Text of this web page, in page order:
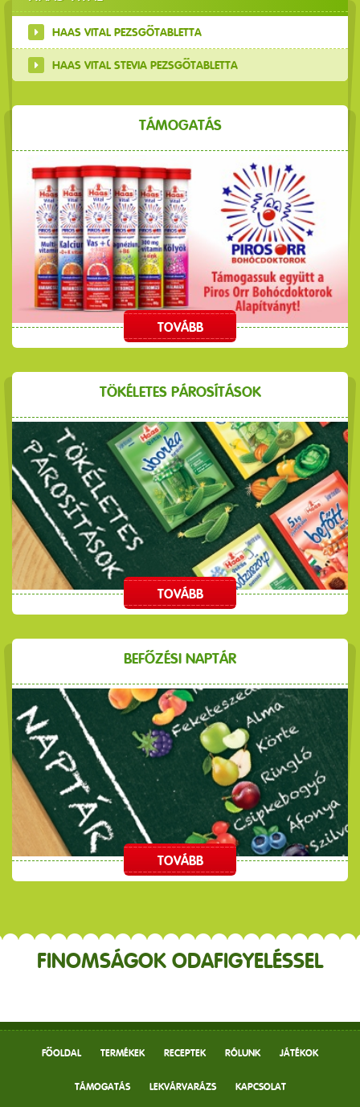
HAAS VITAL PEZSGŐTABLETTA
HAAS VITAL STEVIA PEZSGŐTABLETTA
TÁMOGATÁS
TOVÁBB
TÖKÉLETES PÁROSÍTÁSOK
TOVÁBB
BEFŐZÉSI NAPTÁR
TOVÁBB
FINOMSÁGOK ODAFIGYELÉSSEL
FŐOLDAL TERMÉKEK RECEPTEK RÓLUNK JÁTÉKOK
TÁMOGATÁS LEKVÁRVARÁZS KAPCSOLAT